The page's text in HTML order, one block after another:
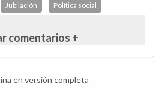
Jubilación Política social
comentarios +
en versión completa